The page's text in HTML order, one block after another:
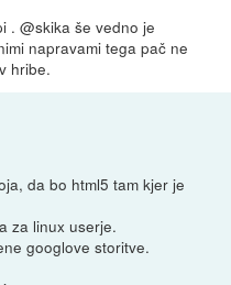
. @skika še vedno je
napravami tega pač ne
hribe.
da bo html5 tam kjer je
za linux userje.
googlove storitve.